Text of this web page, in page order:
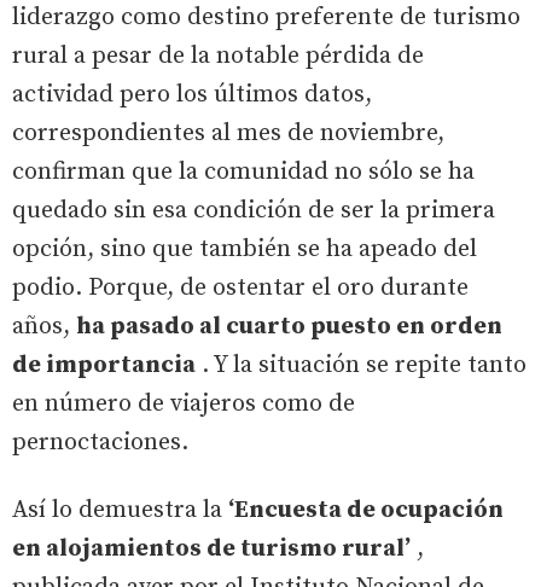
liderazgo como destino preferente de turismo
rural a pesar de la notable pérdida de
actividad pero los últimos datos,
correspondientes al mes de noviembre,
confirman que la comunidad no sólo se ha
quedado sin esa condición de ser la primera
opción, sino que también se ha apeado del
podio. Porque, de ostentar el oro durante
años, ha pasado al cuarto puesto en orden
de importancia . Y la situación se repite tanto
en número de viajeros como de
pernoctaciones.
Así lo demuestra la ‘Encuesta de ocupación
en alojamientos de turismo rural’ ,